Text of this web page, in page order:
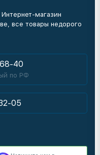
магазин
все товары недорого
40
по РФ
05